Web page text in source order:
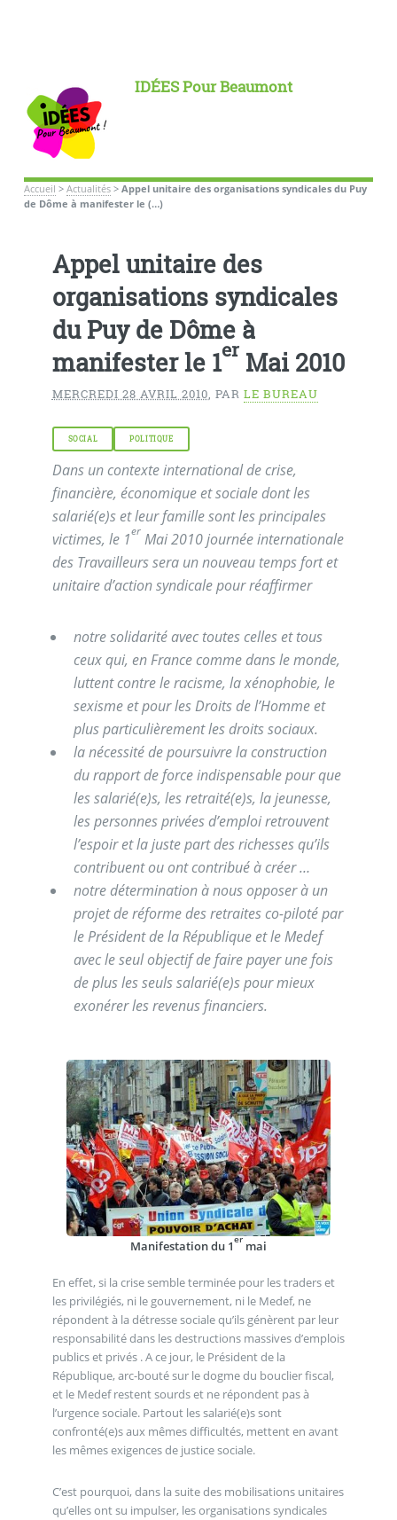
IDÉES Pour Beaumont
Accueil > Actualités> Appel unitaire des organisations syndicales du Puy
de Dôme à manifester le (…)
Appel unitaire des
organisations syndicales
du Puy de Dôme à
manifester le 1er Mai 2010
MERCREDI 28 AVRIL 2010, PAR LE BUREAU
SOCIAL POLITIQUE
Dans un contexte international de crise,
financière, économique et sociale dont les
salarié(e)s et leur famille sont les principales
victimes, le 1er Mai 2010 journée internationale
des Travailleurs sera un nouveau temps fort et
unitaire d’action syndicale pour réaffirmer
notre solidarité avec toutes celles et tous
ceux qui, en France comme dans le monde,
luttent contre le racisme, la xénophobie, le
sexisme et pour les Droits de l’Homme et
plus particulièrement les droits sociaux.
la nécessité de poursuivre la construction
du rapport de force indispensable pour que
les salarié(e)s, les retraité(e)s, la jeunesse,
les personnes privées d’emploi retrouvent
l’espoir et la juste part des richesses qu’ils
contribuent ou ont contribué à créer …
notre détermination à nous opposer à un
projet de réforme des retraites co-piloté par
le Président de la République et le Medef
avec le seul objectif de faire payer une fois
de plus les seuls salarié(e)s pour mieux
exonérer les revenus financiers.
Manifestation du 1er mai
En effet, si la crise semble terminée pour les traders et
les privilégiés, ni le gouvernement, ni le Medef, ne
répondent à la détresse sociale qu’ils génèrent par leur
responsabilité dans les destructions massives d’emplois
publics et privés . A ce jour, le Président de la
République, arc-bouté sur le dogme du bouclier fiscal,
et le Medef restent sourds et ne répondent pas à
l’urgence sociale. Partout les salarié(e)s sont
confronté(e)s aux mêmes difficultés, mettent en avant
les mêmes exigences de justice sociale.
C’est pourquoi, dans la suite des mobilisations unitaires
qu’elles ont su impulser, les organisations syndicales